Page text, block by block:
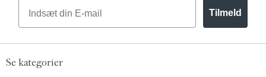
Email
Tilmeld
Se kategorier